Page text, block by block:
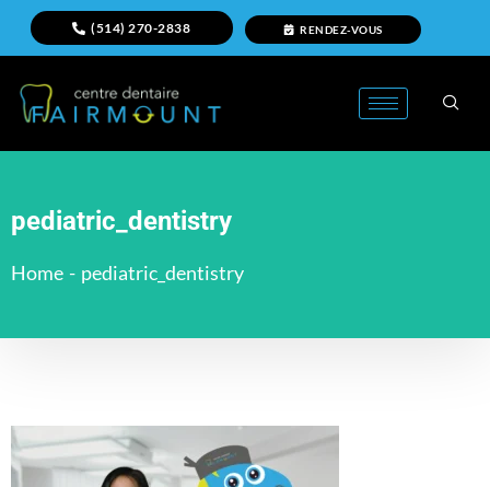
(514) 270-2838 RENDEZ-VOUS
pediatric_dentistry
Home - pediatric_dentistry